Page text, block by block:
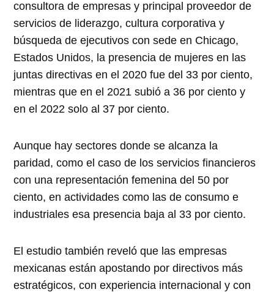
consultora de empresas y principal proveedor de
servicios de liderazgo, cultura corporativa y
búsqueda de ejecutivos con sede en Chicago,
Estados Unidos, la presencia de mujeres en las
juntas directivas en el 2020 fue del 33 por ciento,
mientras que en el 2021 subió a 36 por ciento y
en el 2022 solo al 37 por ciento.
Aunque hay sectores donde se alcanza la
paridad, como el caso de los servicios financieros
con una representación femenina del 50 por
ciento, en actividades como las de consumo e
industriales esa presencia baja al 33 por ciento.
El estudio también reveló que las empresas
mexicanas están apostando por directivos más
estratégicos, con experiencia internacional y con